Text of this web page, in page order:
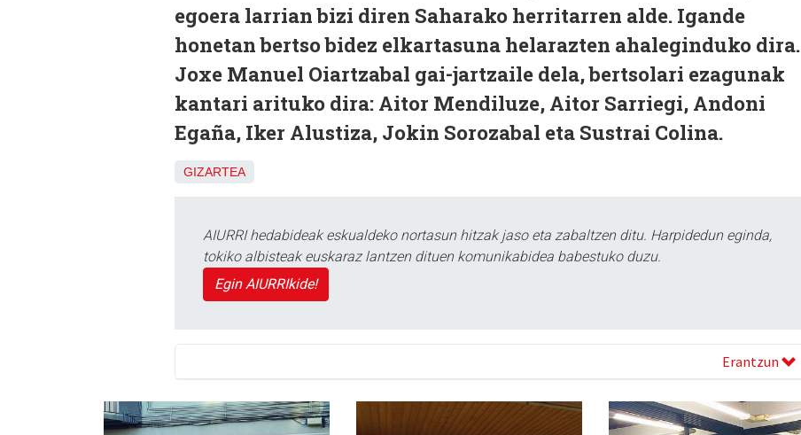
egoera larrian bizi diren Saharako herritarren alde. Igande
honetan bertso bidez elkartasuna helarazten ahaleginduko dira.
Joxe Manuel Oiartzabal gai-jartzaile dela, bertsolari ezagunak
kantari arituko dira: Aitor Mendiluze, Aitor Sarriegi, Andoni
Egaña, Iker Alustiza, Jokin Sorozabal eta Sustrai Colina.
GIZARTEA
AIURRI hedabideak eskualdeko nortasun hitzak jaso eta zabaltzen ditu. Harpidedun eginda,
tokiko albisteak euskaraz lantzen dituen komunikabidea babestuko duzu.
Egin AIURRIkide!
Erantzun